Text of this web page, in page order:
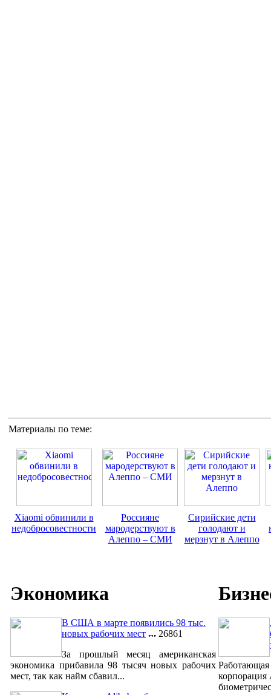
Материалы по теме:
Xiaomi обвинили в
недобросовестности
Россияне
мародерствуют в
Алеппо – СМИ
Сирийские дети
голодают и
мерзнут в Алеппо
Экономика
В США в марте появились 98 тыс.
новых рабочих мест
26861
За прошлый месяц американская
экономика прибавила 98 тысяч новых рабочих
мест, так как найм сбавил...
Работающая
корпорация